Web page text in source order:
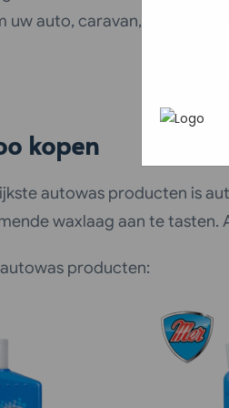
uw auto, caravan, camper
kopen
autowas producten is
waxlaag aan te
producten:
uw
heen
wordt